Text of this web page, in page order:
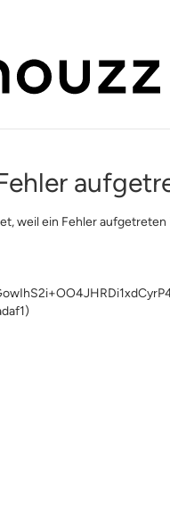
weil ein Fehler aufgetreten